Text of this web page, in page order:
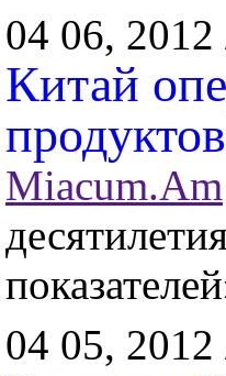
04 06, 2012
Китай
продуктов
Miacum.Am
04 05, 2012